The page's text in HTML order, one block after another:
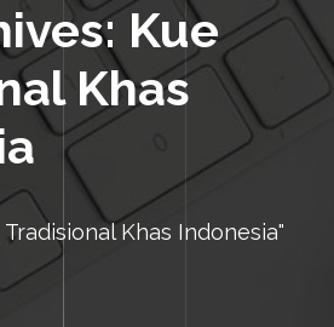
Kue
Khas
Khas Indonesia"